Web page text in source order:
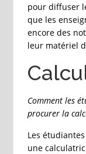
pour diffuser
que les
encore des
leur matériel
Comment les
procurer la
Les
une